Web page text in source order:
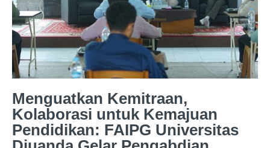
Menguatkan Kemitraan,
Kolaborasi untuk Kemajuan
Pendidikan: FAIPG Universitas